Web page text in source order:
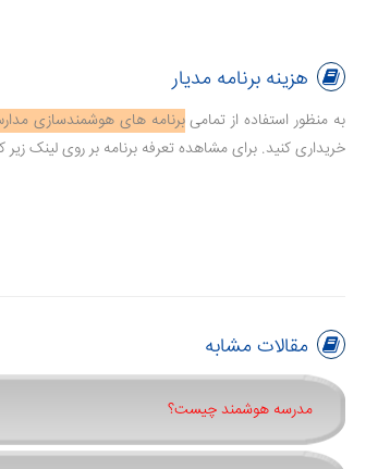
هزینه برنامه مدیار
به منظور استفاده از تمامیبرنامه های هوشمندسازی
خریداری کنید. برای مشاهده تعرفه برنامه بر روی لینک زیر
مقالات مشابه
مدرسه هوشمند چیست؟